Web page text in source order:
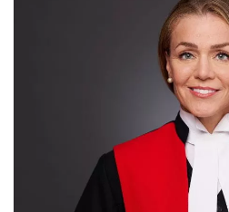
La Rédaction de Droit-inc.com